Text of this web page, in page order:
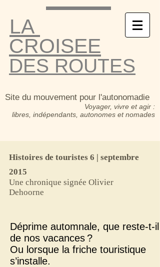
LA
CROISEE
DES ROUTES
Site du mouvement pour l'autonomadie
Voyager, vivre et agir :
libres, indépendants, autonomes et nomades
Histoires de touristes 6 | septembre
2015
Une chronique signée Olivier
Dehoorne
Déprime automnale, que reste-t-il
de nos vacances ?
Ou lorsque la friche touristique
s’installe.